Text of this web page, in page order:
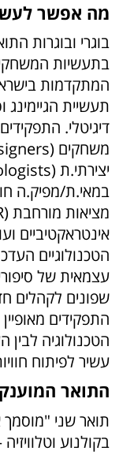
מה אפשר
בוגרי ובוגרות
בתעשיות
המתקדמות
תעשיית הגיימינג
דיגיטלי.
במאי.ת/מפיק.ה
אינטראקטיביים
הטכנולוגיים
עצמאית של
שפונים לקהלים
התפקידים מאופיין
הטכנולוגיה לבין
עשיר לפיתוח
התואר
בקולנוע